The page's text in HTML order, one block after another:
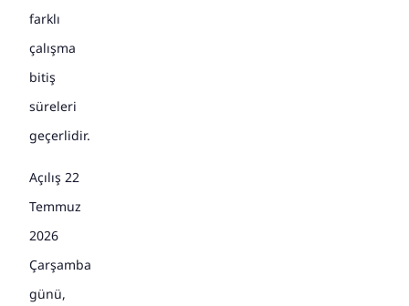
farklı
çalışma
bitiş
süreleri
geçerlidir.
Açılış 22
Temmuz
2026
Çarşamba
günü,